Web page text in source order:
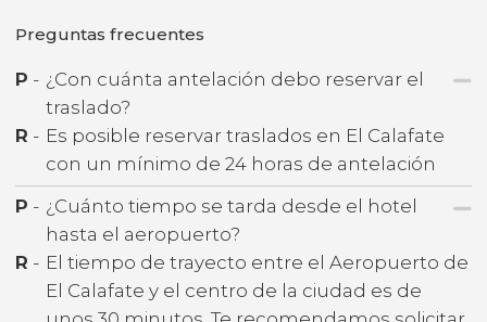
Preguntas frecuentes
P - ¿Con cuánta antelación debo reservar el
traslado?
R - Es posible reservar traslados en El Calafate
con un mínimo de 24 horas de antelación
P - ¿Cuánto tiempo se tarda desde el hotel
hasta el aeropuerto?
R - El tiempo de trayecto entre el Aeropuerto de
El Calafate y el centro de la ciudad es de